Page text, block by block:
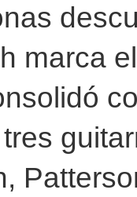
marca